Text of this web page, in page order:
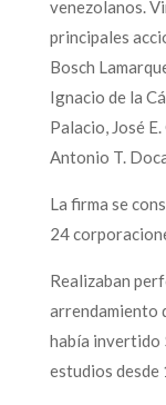
venezolanos.
principales
Bosch
Ignacio de la
Palacio, José
Antonio T.
La firma se
24
Realizaban
arrendamiento
había invertido
estudios desde